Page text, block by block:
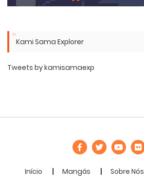
Kami Sama Explorer
Tweets by kamisamaexp
Início Mangás Sobre Nós